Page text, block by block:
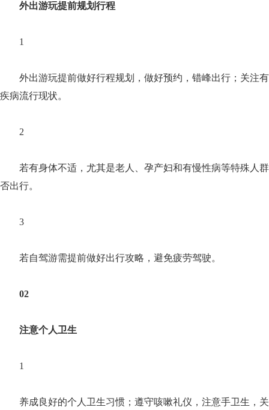
外出游玩提前规划行程
1
外出游玩提前做好行程规划，做好预约，错峰出行；关注
疾病流行现状。
2
若有身体不适，尤其是老人、孕产妇和有慢性病等特殊人
否出行。
3
若自驾游需提前做好出行攻略，避免疲劳驾驶。
02
注意个人卫生
1
养成良好的个人卫生习惯；遵守咳嗽礼仪，注意手卫生，